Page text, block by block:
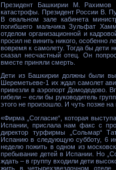
Президент Башкирии М. Рахимов
катастрофы. Президент России В.
В овальном зале кабинета
погибшего мальчика Зульфат
отделом организационной и
просил не винить никого, особенно
вовремя к самолету. Тогда бы дети
сказал несчастный отец. Он
вместе приняли смерть.
Дети из Башкирии должны были
Шереметьеве-1 их ждал самолет
привезли в аэропорт Домодедово.
гибели – если бы руководитель
этого не произошло. И чуть позже
«Фирма „Согласие“, которая
Испании, прислала нам факс с
директор турфирмы „Сольмар“
Испанию в следующую субботу, 6
неделю пожить в одном из
пребывание детей в Испании. Но
ждать – в группу входили дети
жить в четырехзвездочном